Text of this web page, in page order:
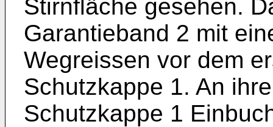
Stirnfläche gesehen.
Garantieband 2 mit
Wegreissen vor dem
Schutzkappe 1. An
Schutzkappe 1